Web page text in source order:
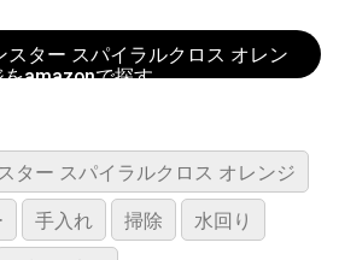
スター スパイラルクロス オレン
をamazonで探す
ター スパイラルクロス オレンジ
手入れ 掃除 水回り